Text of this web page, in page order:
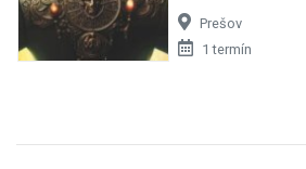
Prešov
1 termín